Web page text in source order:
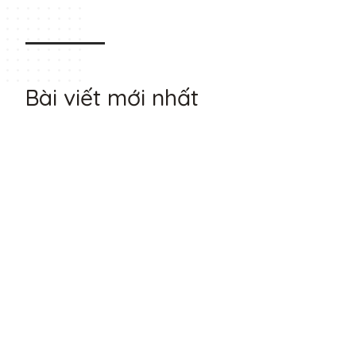
Bài viết mới nhất